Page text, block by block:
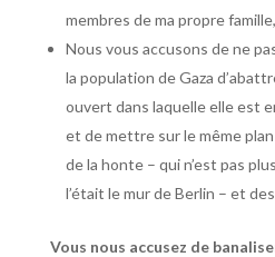
membres de ma propre
Nous vous accusons de ne
la population de Gaza
ouvert dans laquelle elle est
et de mettre sur le même
de la honte – qui n’est pas
l’était le mur de Berlin – et
Vous nous accusez de